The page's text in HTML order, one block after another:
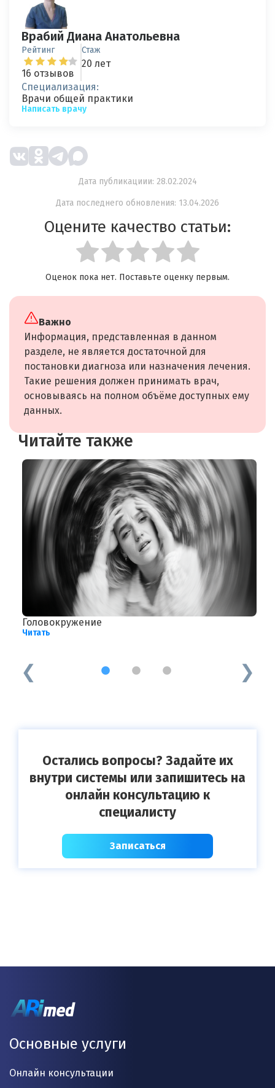
Врабий Диана Анатольевна
Рейтинг
16 отзывов
Стаж
20 лет
Специализация:
Врачи общей практики
Написать врачу
Дата публикациии: 28.02.2024
Дата последнего обновления: 13.04.2026
Оцените качество статьи:
Оценок пока нет. Поставьте оценку первым.
Важно
Информация, представленная в данном
разделе, не является достаточной для
постановки диагноза или назначения лечения.
Такие решения должен принимать врач,
основываясь на полном объёме доступных ему
данных.
Читайте также
Головокружение
Читать
1 2 3
Остались вопросы? Задайте их
внутри системы или запишитесь на
онлайн консультацию к
специалисту
Записаться
Основные услуги
Онлайн консультации